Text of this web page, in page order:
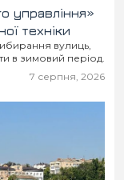
управління»
техніки
вулиць,
в зимовий період.
7 серпня, 2026